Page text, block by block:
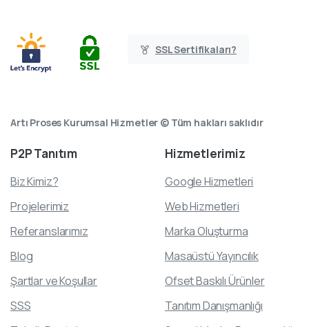
SSL Sertifikaları?
Artı Proses Kurumsal Hizmetler © Tüm hakları saklıdır
P2PTanıtım
Biz Kimiz?
Projelerimiz
Referanslarımız
Blog
Şartlar ve Koşullar
SSS
Hizmetlerimiz
Google Hizmetleri
Web Hizmetleri
Marka Oluşturma
Masaüstü Yayıncılık
Ofset Baskılı Ürünler
Tanıtım Danışmanlığı